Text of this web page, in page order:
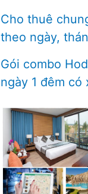
Cho thuê
theo ngày,
Gói combo
ngày 1 đêm có